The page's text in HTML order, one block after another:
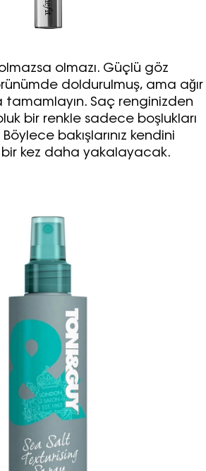
için haftalık e-
kaydolun.
sunulan ürün ve
ilişkin reklam, tanıtım,
ve kutlama/ temenni
türlü e-bülten/ ticari
ileti gönderiminin e-posta
yapılmasına onay
amaçla ad/
posta adresi verilerimin
açık rıza veriyorum.
KAYDET
olmazı. Güçlü göz
doldurulmuş, ama ağır
tamamlayın. Saç renginizden
bir renkle sadece boşlukları
bakışlarınız kendini
bir kez daha yakalayacak.